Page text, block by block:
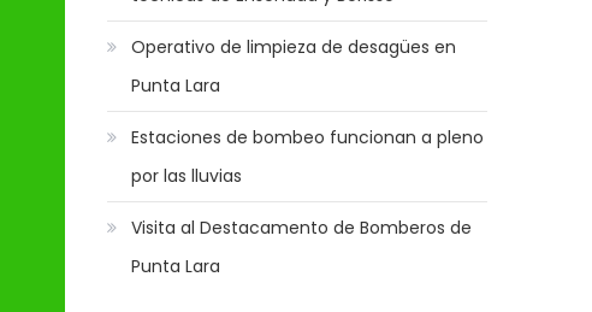
Operativo de limpieza de desagües en
Punta Lara
Estaciones de bombeo funcionan a pleno
por las lluvias
Visita al Destacamento de Bomberos de
Punta Lara